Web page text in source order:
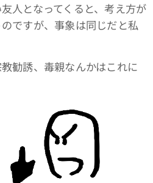
人となってくると、考え方が
ですが、事象は同じだと私
勧誘、毒親なんかはこれに